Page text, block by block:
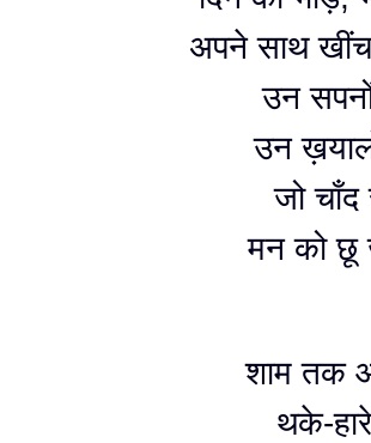
अपने साथ
उन
उन
जो चाँद
मन को छू
शाम तक
थके-